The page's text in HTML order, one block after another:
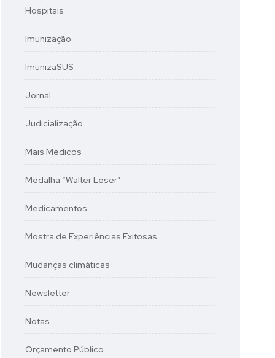
Hospitais
Imunização
ImunizaSUS
Jornal
Judicialização
Mais Médicos
Medalha “Walter Leser”
Medicamentos
Mostra de Experiências Exitosas
Mudanças climáticas
Newsletter
Notas
Orçamento Público